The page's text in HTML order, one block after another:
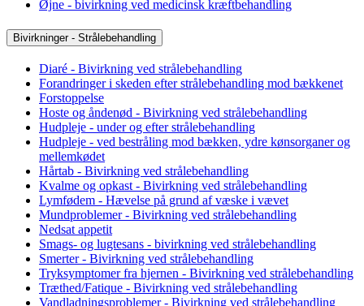
Øjne - bivirkning ved medicinsk kræftbehandling
Bivirkninger - Strålebehandling
Diaré - Bivirkning ved strålebehandling
Forandringer i skeden efter strålebehandling mod bækkenet
Forstoppelse
Hoste og åndenød - Bivirkning ved strålebehandling
Hudpleje - under og efter strålebehandling
Hudpleje - ved bestråling mod bækken, ydre kønsorganer og
mellemkødet
Hårtab - Bivirkning ved strålebehandling
Kvalme og opkast - Bivirkning ved strålebehandling
Lymfødem - Hævelse på grund af væske i vævet
Mundproblemer - Bivirkning ved strålebehandling
Nedsat appetit
Smags- og lugtesans - bivirkning ved strålebehandling
Smerter - Bivirkning ved strålebehandling
Tryksymptomer fra hjernen - Bivirkning ved strålebehandling
Træthed/Fatique - Bivirkning ved strålebehandling
Vandladningsproblemer - Bivirkning ved strålebehandling